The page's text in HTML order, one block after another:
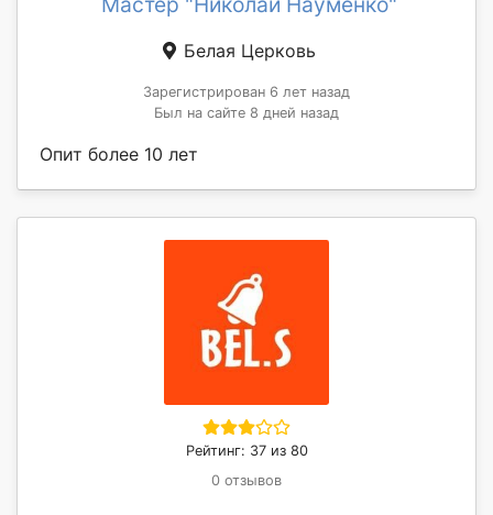
Белая Церковь
Зарегистрирован 6 лет назад
Был на сайте 8 дней назад
Опит более 10 лет
Рейтинг: 37 из 80
0 отзывов